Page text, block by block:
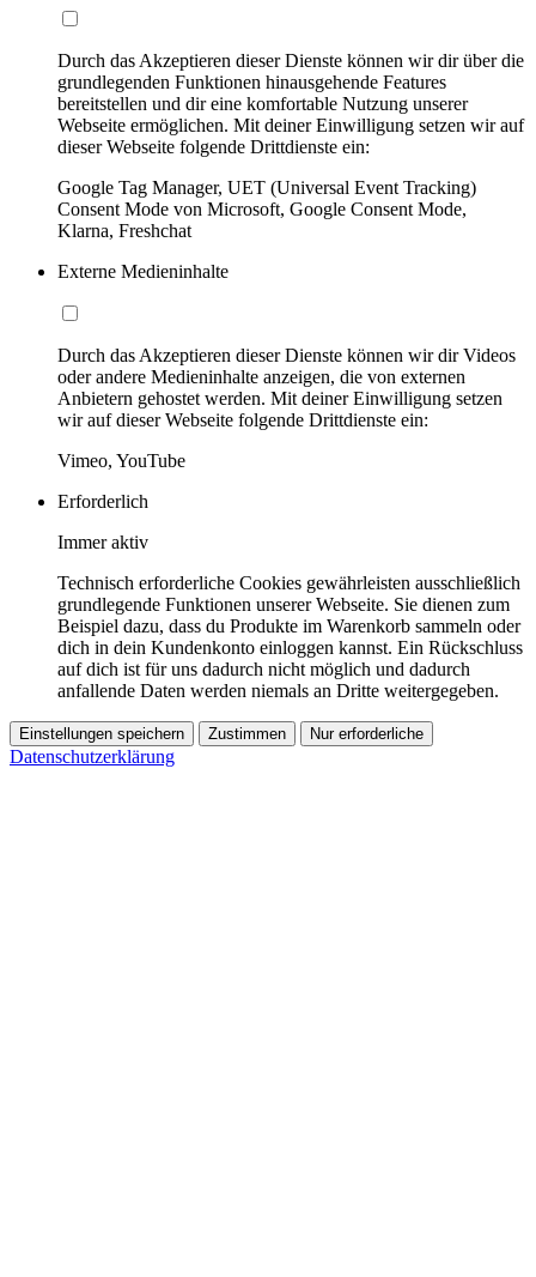
Durch das Akzeptieren dieser Dienste können wir dir über die
grundlegenden Funktionen hinausgehende Features
bereitstellen und dir eine komfortable Nutzung unserer
Webseite ermöglichen. Mit deiner Einwilligung setzen wir auf
dieser Webseite folgende Drittdienste ein:
Google Tag Manager, UET (Universal Event Tracking)
Consent Mode von Microsoft, Google Consent Mode,
Klarna, Freshchat
Externe Medieninhalte
Durch das Akzeptieren dieser Dienste können wir dir Videos
oder andere Medieninhalte anzeigen, die von externen
Anbietern gehostet werden. Mit deiner Einwilligung setzen
wir auf dieser Webseite folgende Drittdienste ein:
Vimeo, YouTube
Erforderlich
Immer aktiv
Technisch erforderliche Cookies gewährleisten ausschließlich
grundlegende Funktionen unserer Webseite. Sie dienen zum
Beispiel dazu, dass du Produkte im Warenkorb sammeln oder
dich in dein Kundenkonto einloggen kannst. Ein Rückschluss
auf dich ist für uns dadurch nicht möglich und dadurch
anfallende Daten werden niemals an Dritte weitergegeben.
Einstellungen speichern Zustimmen Nur erforderliche
Datenschutzerklärung